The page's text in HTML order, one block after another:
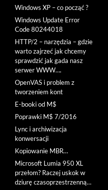
Windows XP – co począć ?
Windows Update Error
Code 80244018
HTTP/2 – narzędzia – gdzie
warto zajrzeć jak chcemy
sprawdzić jak gada nasz
serwer WWW….
OpenVAS i problem z
tworzeniem kont
E-booki od M$
Poprawki M$ 7/2016
Lync i archiwizacja
konwersacji
Kopiowanie MBR…
Microsoft Lumia 950 XL
przełom? Raczej uskok w
dziurę czasoprzestrzenną…